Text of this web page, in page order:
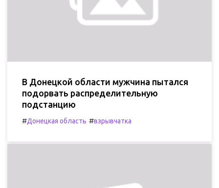
В Донецкой области мужчина пытался
подорвать распределительную
подстанцию
#Донецкая область #взрывчатка